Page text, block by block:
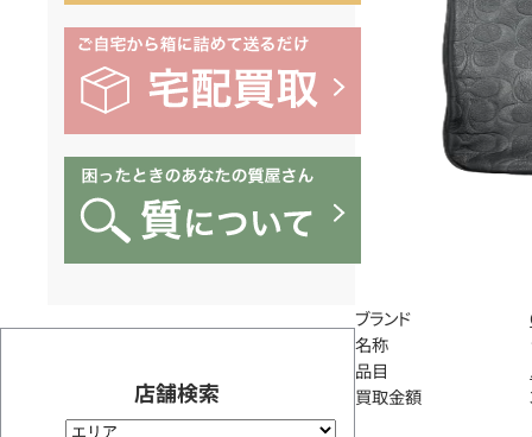
店舗検索
ブランド
名称
品目
買取金額